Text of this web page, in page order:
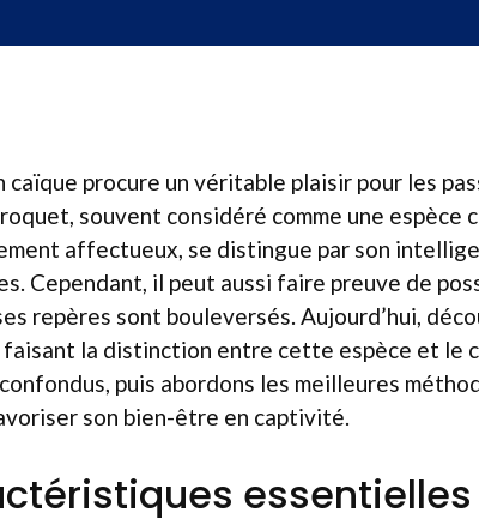
caïque procure un véritable plaisir pour les
souvent considéré comme une espèce
affectueux, se distingue par son
Cependant, il peut aussi faire preuve de
repères sont bouleversés. Aujourd’hui,
faisant la distinction entre cette espèce et le
puis abordons les meilleures
son bien-être en captivité.